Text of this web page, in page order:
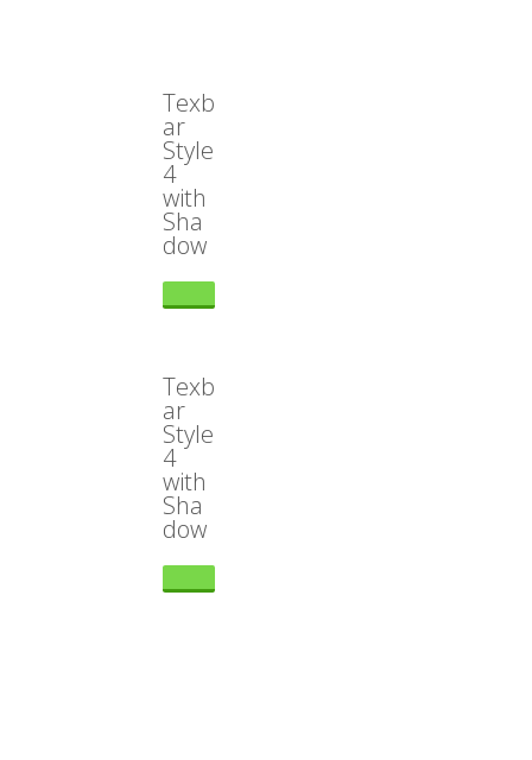
Texb
ar
Style
4
with
Sha
dow
Texb
ar
Style
4
with
Sha
dow